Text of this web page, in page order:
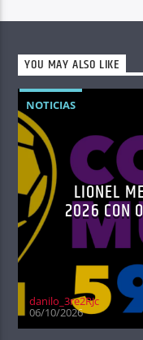
YOU MAY ALSO LIKE
NOTICIAS
LIONEL
2026 CON
danilo_3re2RJc
06/10/2026